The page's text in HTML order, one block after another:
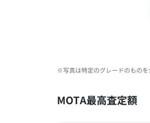
※写真は特定のグレードのもの
MOTA最高査定額